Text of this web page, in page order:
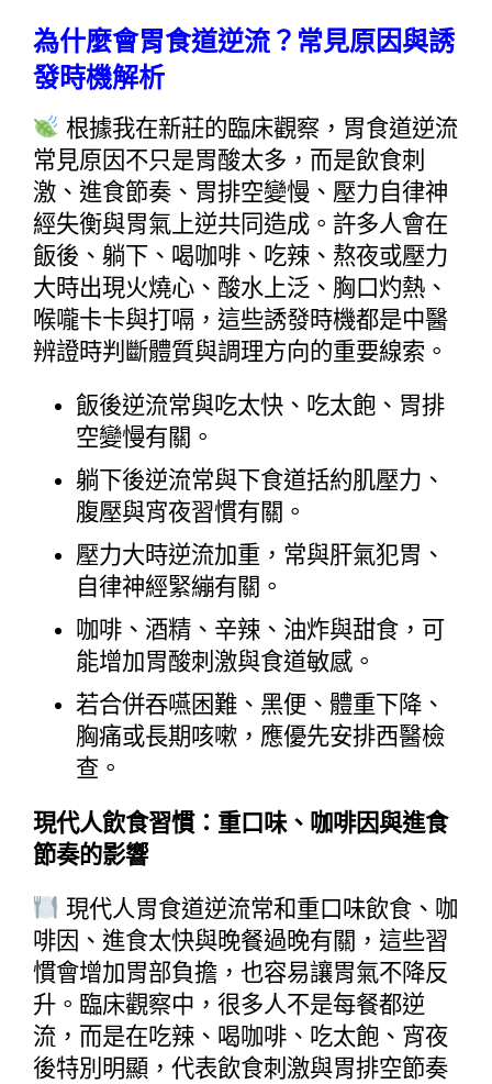
為什麼會胃食道逆流？常見原因與誘
發時機解析
根據我在新莊的臨床觀察，胃食道逆流
常見原因不只是胃酸太多，而是飲食刺
激、進食節奏、胃排空變慢、壓力自律神
經失衡與胃氣上逆共同造成。許多人會在
飯後、躺下、喝咖啡、吃辣、熬夜或壓力
大時出現火燒心、酸水上泛、胸口灼熱、
喉嚨卡卡與打嗝，這些誘發時機都是中醫
辨證時判斷體質與調理方向的重要線索。
飯後逆流常與吃太快、吃太飽、胃排
空變慢有關。
躺下後逆流常與下食道括約肌壓力、
腹壓與宵夜習慣有關。
壓力大時逆流加重，常與肝氣犯胃、
自律神經緊繃有關。
咖啡、酒精、辛辣、油炸與甜食，可
能增加胃酸刺激與食道敏感。
若合併吞嚥困難、黑便、體重下降、
胸痛或長期咳嗽，應優先安排西醫檢
查。
現代人飲食習慣：重口味、咖啡因與進食
節奏的影響
現代人胃食道逆流常和重口味飲食、咖
啡因、進食太快與晚餐過晚有關，這些習
慣會增加胃部負擔，也容易讓胃氣不降反
升。臨床觀察中，很多人不是每餐都逆
流，而是在吃辣、喝咖啡、吃太飽、宵夜
後特別明顯，代表飲食刺激與胃排空節奏